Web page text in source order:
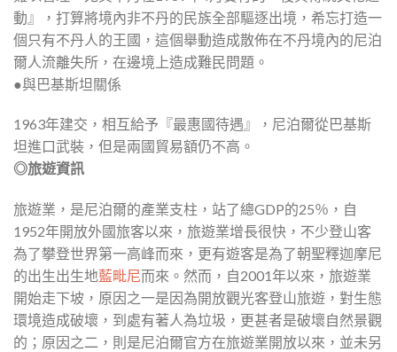
動』，打算將境內非不丹的民族全部驅逐出境，希忘打造一
個只有不丹人的王國，這個舉動造成散佈在不丹境內的尼泊
爾人流離失所，在邊境上造成難民問題。
●與巴基斯坦關係
1963年建交，相互給予『最惠國待遇』，尼泊爾從巴基斯
坦進口武裝，但是兩國貿易額仍不高。
◎旅遊資訊
旅遊業，是尼泊爾的產業支柱，站了總GDP的25％，自
1952年開放外國旅客以來，旅遊業增長很快，不少登山客
為了攀登世界第一高峰而來，更有遊客是為了朝聖釋迦摩尼
的出生出生地藍毗尼而來。然而，自2001年以來，旅遊業
開始走下坡，原因之一是因為開放觀光客登山旅遊，對生態
環境造成破壞，到處有著人為垃圾，更甚者是破壞自然景觀
的；原因之二，則是尼泊爾官方在旅遊業開放以來，並未另